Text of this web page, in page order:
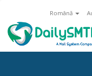
Română